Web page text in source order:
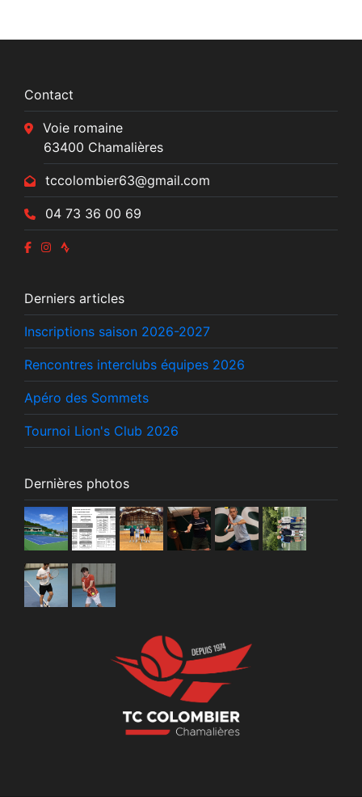
Contact
Voie romaine
63400 Chamalières
tccolombier63@gmail.com
04 73 36 00 69
Derniers articles
Inscriptions saison 2026-2027
Rencontres interclubs équipes 2026
Apéro des Sommets
Tournoi Lion's Club 2026
Dernières photos